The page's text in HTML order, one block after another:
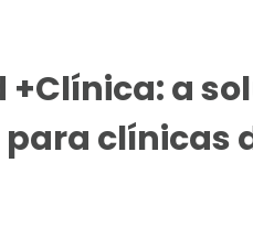
+Clínica: a
clínicas